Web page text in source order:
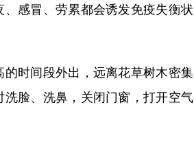
感冒、劳累都会诱发免疫失衡状
时间段外出，远离花草树木密集
脸、洗鼻，关闭门窗，打开空气